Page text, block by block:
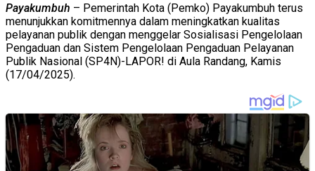
Payakumbuh – Pemerintah Kota (Pemko) Payakumbuh terus
menunjukkan komitmennya dalam meningkatkan kualitas
pelayanan publik dengan menggelar Sosialisasi Pengelolaan
Pengaduan dan Sistem Pengelolaan Pengaduan Pelayanan
Publik Nasional (SP4N)-LAPOR! di Aula Randang, Kamis
(17/04/2025).